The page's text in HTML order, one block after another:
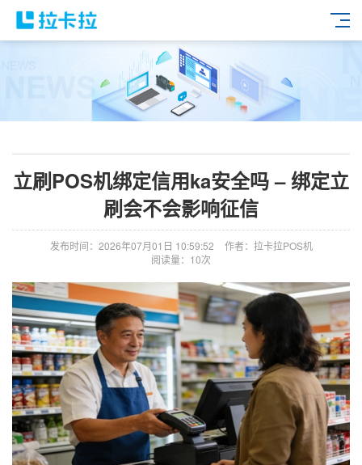
立刷POS机绑定信用ka安全吗 – 绑定立
刷会不会影响征信
发布时间：2026年07月01日 10:59:52
作者：拉卡拉POS机
阅读量：10次